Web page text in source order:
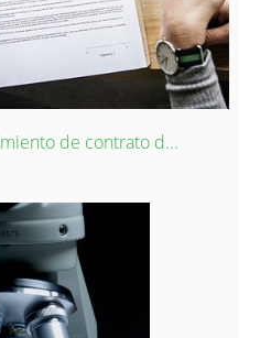
de contrato d...